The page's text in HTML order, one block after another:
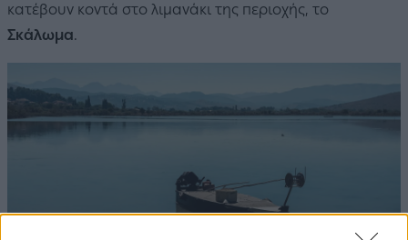
κατέβουν κοντά στο λιμανάκι της περιοχής, το
Σκάλωμα.